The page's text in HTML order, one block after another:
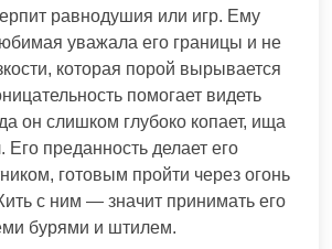
равнодушия или игр. Ему
уважала его границы и не
которая порой вырывается
помогает видеть
он слишком глубоко копает, ища
преданность делает его
готовым пройти через огонь
с ним — значит принимать его
бурями и штилем.